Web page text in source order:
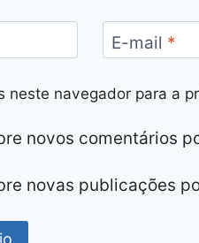
E-mail *
neste navegador para a
novos comentários
novas publicações